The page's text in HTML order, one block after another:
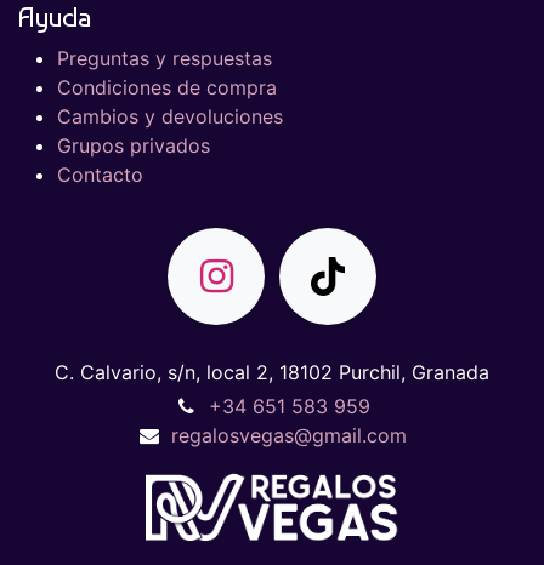
Ayuda
Preguntas y respuestas
Condiciones de compra
Cambios y devoluciones
Grupos privados
Contacto
C. Calvario, s/n, local 2, 18102 Purchil, Granada
+34 651 583 959
regalosvegas@gmail.com